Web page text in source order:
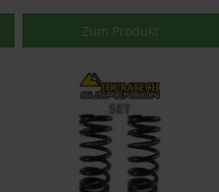
Zum Produkt